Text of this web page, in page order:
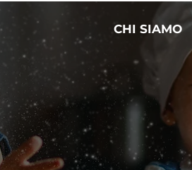
CHI SIAMO